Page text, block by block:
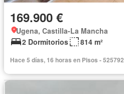
169.900 €
Ugena, Castilla-La Mancha
2 Dormitorios
814 m²
Hace 5 días, 16 horas en Pisos - 525792